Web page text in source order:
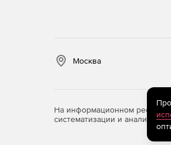
Москва
На информационном ресурсе
систематизации и анализа